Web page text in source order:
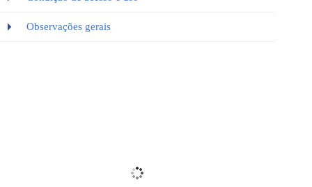
Observações gerais